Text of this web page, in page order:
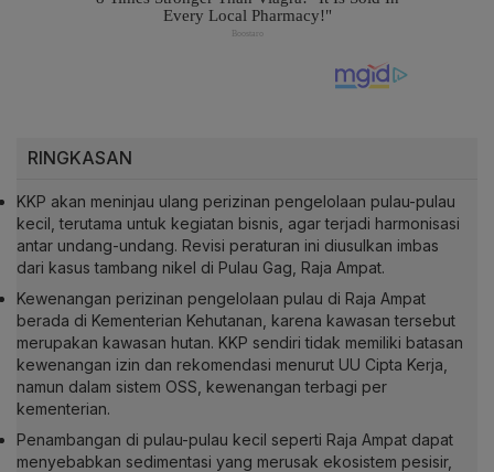
RINGKASAN
KKP akan meninjau ulang perizinan pengelolaan pulau-pulau
kecil, terutama untuk kegiatan bisnis, agar terjadi harmonisasi
antar undang-undang. Revisi peraturan ini diusulkan imbas
dari kasus tambang nikel di Pulau Gag, Raja Ampat.
Kewenangan perizinan pengelolaan pulau di Raja Ampat
berada di Kementerian Kehutanan, karena kawasan tersebut
merupakan kawasan hutan. KKP sendiri tidak memiliki batasan
kewenangan izin dan rekomendasi menurut UU Cipta Kerja,
namun dalam sistem OSS, kewenangan terbagi per
kementerian.
Penambangan di pulau-pulau kecil seperti Raja Ampat dapat
menyebabkan sedimentasi yang merusak ekosistem pesisir,